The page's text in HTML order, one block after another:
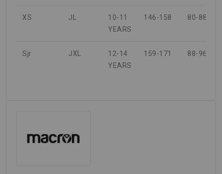
XS JL
10-11
YEARS
146-158 80-88
Sjr JXL
12-14
YEARS
159-171 88-96